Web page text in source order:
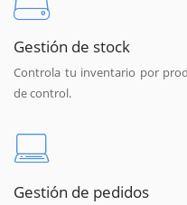
Gestión de stock
Controla tu inventario por
de control.
Gestión de pedidos